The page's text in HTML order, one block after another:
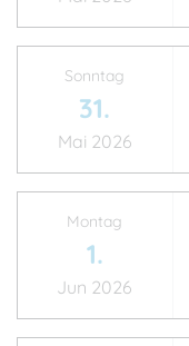
Sonntag
31.
Mai 2026
Montag
1.
Jun 2026